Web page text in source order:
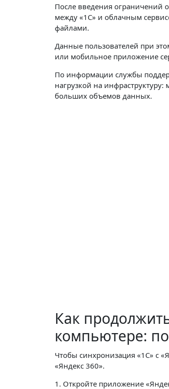
После введения ограничений
между «1С» и облачным
файлами.
Данные пользователей при
или мобильное приложение
По информации службы
нагрузкой на
больших объемов данных.
Как
компьютере:
Чтобы синхронизация «1С» с
«Яндекс 360».
1. Откройте приложение